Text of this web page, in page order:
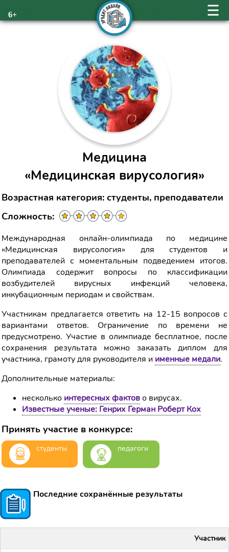
6+
Медицина
«Медицинская вирусология»
Возрастная категория: студенты, преподаватели
Сложность:
Международная онлайн-олимпиада по медицине
«Медицинская вирусология» для студентов и
преподавателей с моментальным подведением итогов.
Олимпиада содержит вопросы по классификации
возбудителей вирусных инфекций человека,
инкубационным периодам и свойствам.
Участникам предлагается ответить на 12-15 вопросов с
вариантами ответов. Ограничение по времени не
предусмотрено. Участие в олимпиаде бесплатное, после
сохранения результата можно заказать диплом для
участника, грамоту для руководителя и именные медали.
Дополнительные материалы:
несколько интересных фактово вирусах.
Известные ученые: Генрих Герман Роберт Кох
Принять участие в конкурсе:
студенты педагоги
Последние сохранённые результаты
Участник